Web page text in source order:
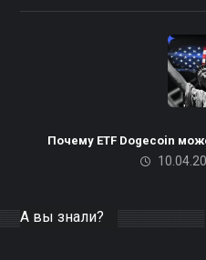
Почему ETF Dogecoin
А вы знали?